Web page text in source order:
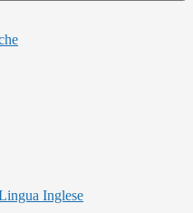
Inglese